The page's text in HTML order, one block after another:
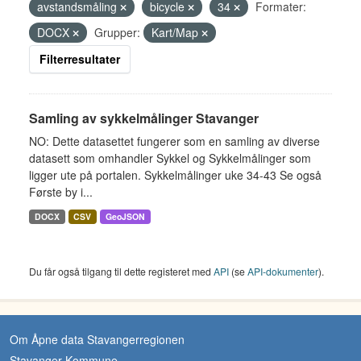
avstandsmåling
bicycle 34
Formater:
DOCX
Grupper:
Kart/Map
Filterresultater
Samling av sykkelmålinger Stavanger
NO: Dette datasettet fungerer som en samling av diverse
datasett som omhandler Sykkel og Sykkelmålinger som
ligger ute på portalen. Sykkelmålinger uke 34-43 Se også
Første by i...
DOCX CSV GeoJSON
Du får også tilgang til dette registeret med API (seAPI-dokumenter).
Om Åpne data Stavangerregionen